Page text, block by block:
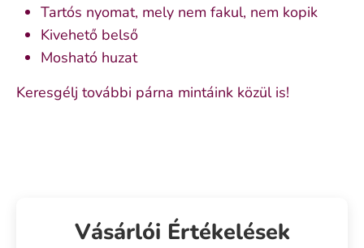
Tartós nyomat, mely nem fakul, nem kopik
Kivehető belső
Mosható huzat
Keresgélj további párna mintáink közül is!
Vásárlói Értékelések